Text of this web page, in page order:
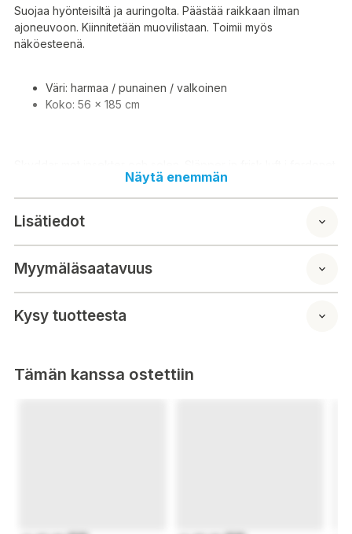
Suojaa hyönteisiltä ja auringolta. Päästää raikkaan ilman
ajoneuvoon. Kiinnitetään muovilistaan. Toimii myös
näköesteenä.
Väri: harmaa / punainen / valkoinen
Koko: 56 x 185 cm
Fästs på plastremsan. Fungerar även som en visuell barriär.
Färg: grå/röd/vit
Storlek: 56 x 185 cm
Näytä enemmän
Lisätiedot
Myymäläsaatavuus
Kysy tuotteesta
Tämän kanssa ostettiin